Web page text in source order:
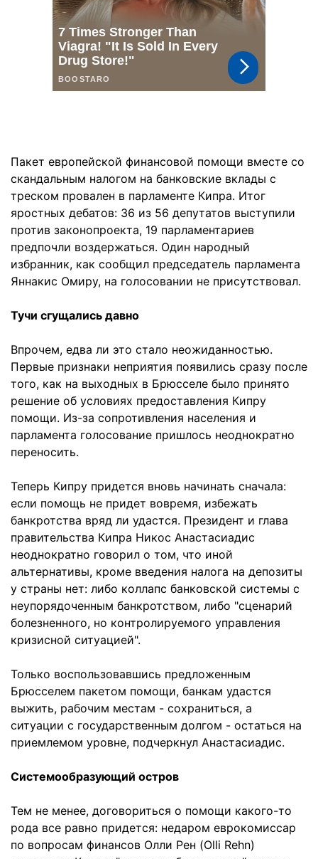
Пакет европейской финансовой помощи вместе со
скандальным налогом на банковские вклады с
треском провален в парламенте Кипра. Итог
яростных дебатов: 36 из 56 депутатов выступили
против законопроекта, 19 парламентариев
предпочли воздержаться. Один народный
избранник, как сообщил председатель парламента
Яннакис Омиру, на голосовании не присутствовал.
Тучи сгущались давно
Впрочем, едва ли это стало неожиданностью.
Первые признаки неприятия появились сразу после
того, как на выходных в Брюсселе было принято
решение об условиях предоставления Кипру
помощи. Из-за сопротивления населения и
парламента голосование пришлось неоднократно
переносить.
Теперь Кипру придется вновь начинать сначала:
если помощь не придет вовремя, избежать
банкротства вряд ли удастся. Президент и глава
правительства Кипра Никос Анастасиадис
неоднократно говорил о том, что иной
альтернативы, кроме введения налога на депозиты
у страны нет: либо коллапс банковской системы с
неупорядоченным банкротством, либо "сценарий
болезненного, но контролируемого управления
кризисной ситуацией".
Только воспользовавшись предложенным
Брюсселем пакетом помощи, банкам удастся
выжить, рабочим местам - сохраниться, а
ситуации с государственным долгом - остаться на
приемлемом уровне, подчеркнул Анастасиадис.
Системообразующий остров
Тем не менее, договориться о помощи какого-то
рода все равно придется: недаром еврокомиссар
по вопросам финансов Олли Рен (Olli Rehn)